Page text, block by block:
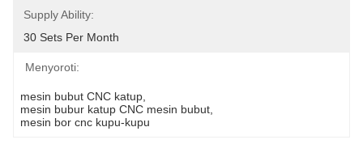
Supply Ability:
30 Sets Per Month
Menyoroti:
mesin bubut CNC katup
mesin bubur katup CNC mesin bubut
mesin bor cnc kupu-kupu